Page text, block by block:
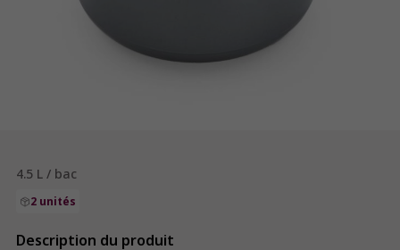
4.5 L / bac
2 unités
Description du produit